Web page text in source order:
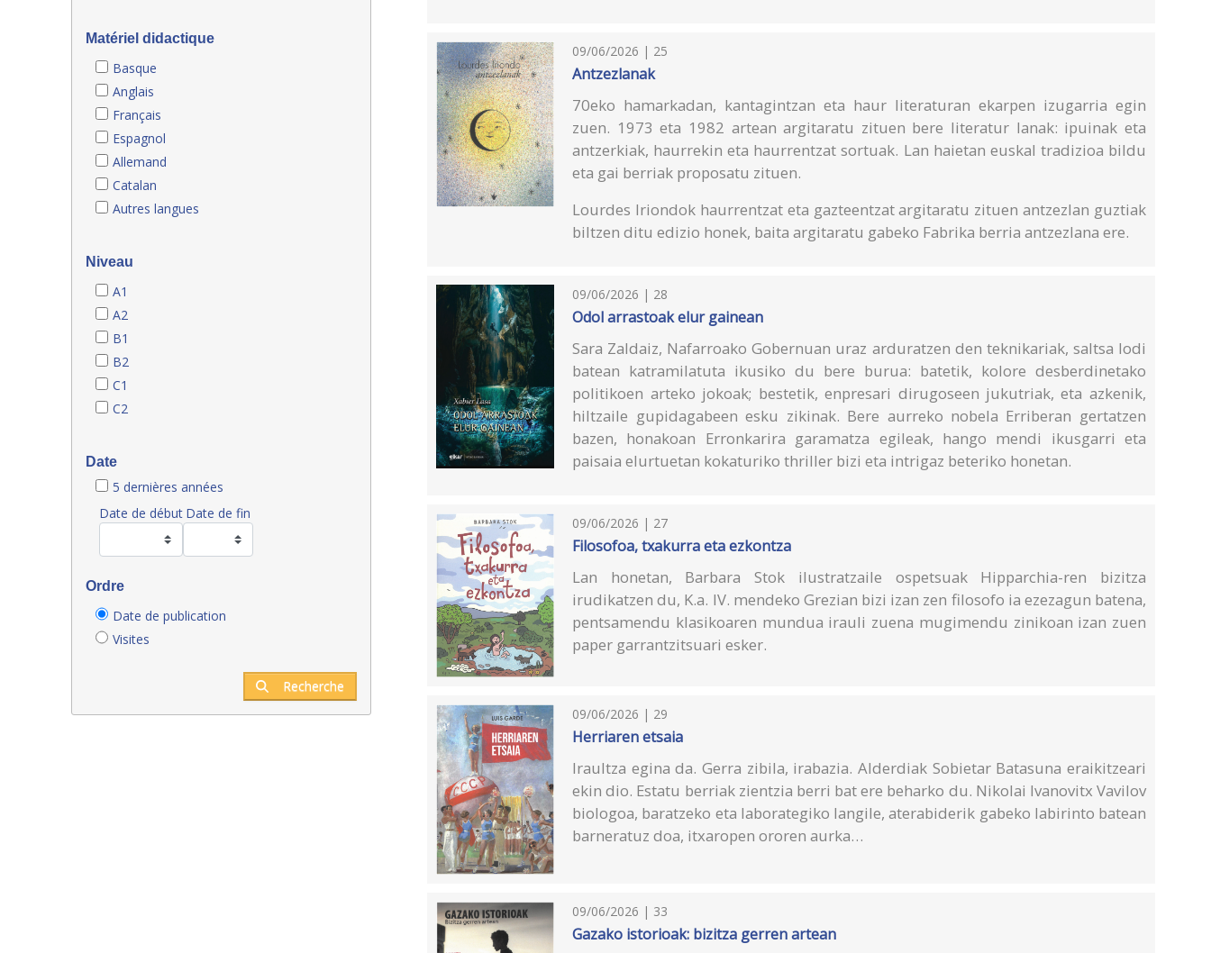
Matériel didactique
Basque
Anglais
Français
Espagnol
Allemand
Catalan
Autres langues
Niveau
A1
A2
B1
B2
C1
C2
Date
5 dernières années
Date de début Date de fin
Ordre
Date de publication
Visites
Recherche
09/06/2026 | 25
Antzezlanak
70eko hamarkadan, kantagintzan eta haur literaturan ekarpen izugarria egin
zuen. 1973 eta 1982 artean argitaratu zituen bere literatur lanak: ipuinak eta
antzerkiak, haurrekin eta haurrentzat sortuak. Lan haietan euskal tradizioa bildu
eta gai berriak proposatu zituen.
Lourdes Iriondok haurrentzat eta gazteentzat argitaratu zituen antzezlan guztiak
biltzen ditu edizio honek, baita argitaratu gabeko Fabrika berria antzezlana ere.
09/06/2026 | 28
Odol arrastoak elur gainean
Sara Zaldaiz, Nafarroako Gobernuan uraz arduratzen den teknikariak, saltsa lodi
batean katramilatuta ikusiko du bere burua: batetik, kolore desberdinetako
politikoen arteko jokoak; bestetik, enpresari dirugoseen jukutriak, eta azkenik,
hiltzaile gupidagabeen esku zikinak. Bere aurreko nobela Erriberan gertatzen
bazen, honakoan Erronkarira garamatza egileak, hango mendi ikusgarri eta
paisaia elurtuetan kokaturiko thriller bizi eta intrigaz beteriko honetan.
09/06/2026 | 27
Filosofoa, txakurra eta ezkontza
Lan honetan, Barbara Stok ilustratzaile ospetsuak Hipparchia-ren bizitza
irudikatzen du, K.a. IV. mendeko Grezian bizi izan zen filosofo ia ezezagun batena,
pentsamendu klasikoaren mundua irauli zuena mugimendu zinikoan izan zuen
paper garrantzitsuari esker.
09/06/2026 | 29
Herriaren etsaia
Iraultza egina da. Gerra zibila, irabazia. Alderdiak Sobietar Batasuna eraikitzeari
ekin dio. Estatu berriak zientzia berri bat ere beharko du. Nikolai Ivanovitx Vavilov
biologoa, baratzeko eta laborategiko langile, aterabiderik gabeko labirinto batean
barneratuz doa, itxaropen ororen aurka…
09/06/2026 | 33
Gazako istorioak: bizitza gerren artean